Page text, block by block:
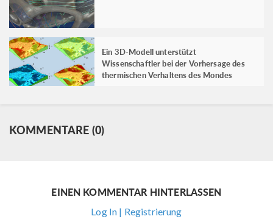
Ein 3D-Modell unterstützt
Wissenschaftler bei der Vorhersage des
thermischen Verhaltens des Mondes
KOMMENTARE (0)
EINEN KOMMENTAR HINTERLASSEN
Log In | Registrierung